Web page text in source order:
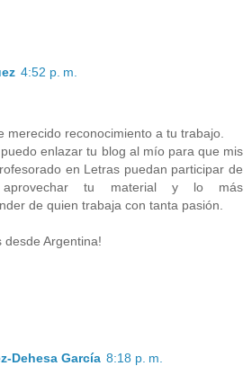
4:52 p. m.
merecido reconocimiento a tu trabajo.
enlazar tu blog al mío para que mis
en Letras puedan participar de
aprovechar tu material y lo más
de quien trabaja con tanta pasión.
desde Argentina!
Dehesa García 8:18 p. m.